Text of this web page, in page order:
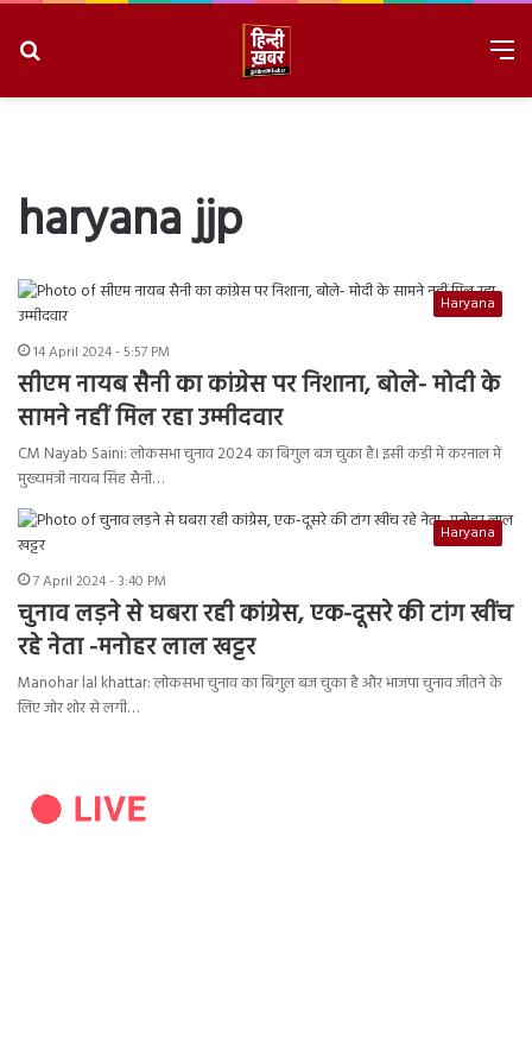
haryana jjp
Haryana
14 April 2024 - 5:57 PM
सीएम नायब सैनी का कांग्रेस पर निशाना, बोले- मोदी के
सामने नहीं मिल रहा उम्मीदवार
CM Nayab Saini: लोकसभा चुनाव 2024 का बिगुल बज चुका है। इसी कड़ी में करनाल में
मुख्यमंत्री नायब सिंह सैनी…
Haryana
7 April 2024 - 3:40 PM
चुनाव लड़ने से घबरा रही कांग्रेस, एक-दूसरे की टांग खींच
रहे नेता -मनोहर लाल खट्टर
Manohar lal khattar: लोकसभा चुनाव का बिगुल बज चुका है और भाजपा चुनाव जीतने के
लिए जोर शोर से लगी…